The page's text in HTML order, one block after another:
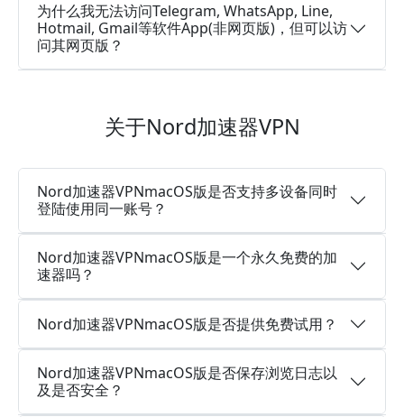
为什么我无法访问Telegram, WhatsApp, Line,
Hotmail, Gmail等软件App(非网页版)，但可以访
问其网页版？
关于Nord加速器VPN
Nord加速器VPNmacOS版是否支持多设备同时
登陆使用同一账号？
Nord加速器VPNmacOS版是一个永久免费的加
速器吗？
Nord加速器VPNmacOS版是否提供免费试用？
Nord加速器VPNmacOS版是否保存浏览日志以
及是否安全？